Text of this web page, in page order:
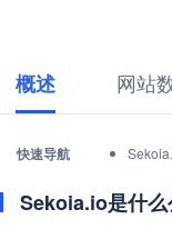
概述 网站
快速导航
Sekoia.io是什么